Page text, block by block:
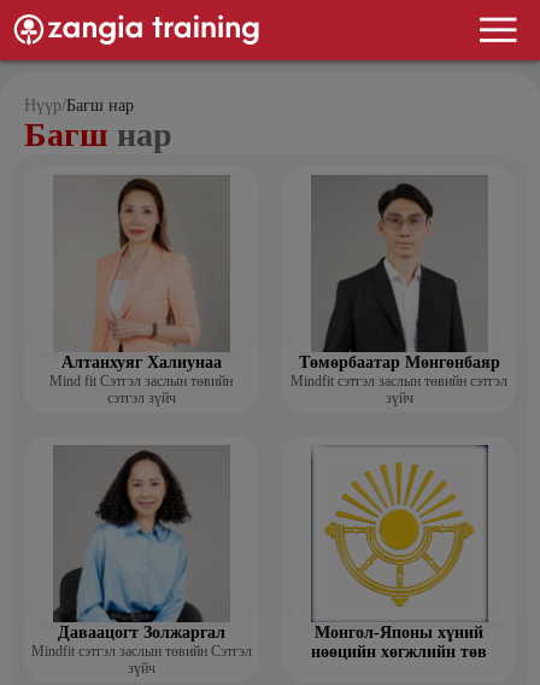
Нүүр/Багш нар
Багш нар
Алтанхуяг Халиунаа
Mind fit Сэтгэл заслын төвийн
сэтгэл зүйч
Төмөрбаатар Мөнгөнбаяр
Mindfit сэтгэл заслын төвийн сэтгэл
зүйч
Даваацогт Золжаргал
Mindfit сэтгэл заслын төвийн Сэтгэл
зүйч
Монгол-Японы хүний
нөөцийн хөгжлийн төв